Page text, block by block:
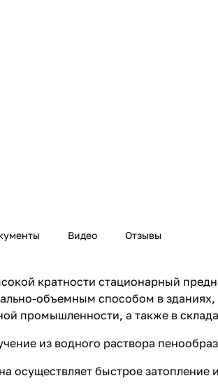
Видео Отзывы
кратности стационарный
объемным способом в
промышленности, а также в
из водного раствора
осуществляет быстрое